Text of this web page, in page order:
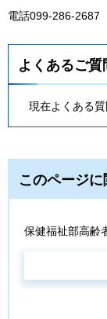
電話099-286-2687
よくあるご質
現在よくある質
このページ
保健福祉部高齢